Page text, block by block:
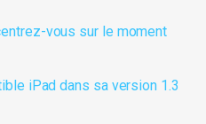
vous sur le moment
iPad dans sa version 1.3